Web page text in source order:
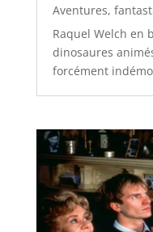
Aventures,
Raquel Welch en
dinosaures
forcément